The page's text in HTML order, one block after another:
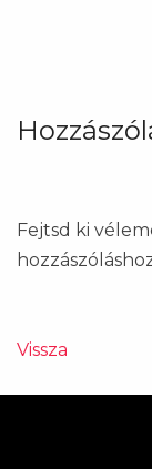
Fejtsd ki
Vissza